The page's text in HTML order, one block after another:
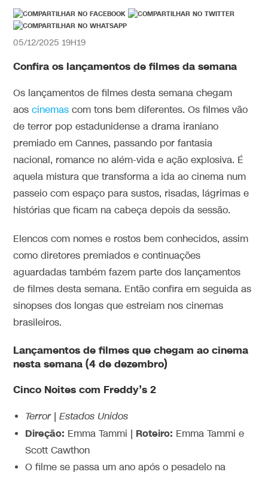
05/12/2025 19H19
Confira os lançamentos de filmes da semana
Os lançamentos de filmes desta semana chegam
aoscinemas com tons bem diferentes. Os filmes vão
de terror pop estadunidense a drama iraniano
premiado em Cannes, passando por fantasia
nacional, romance no além-vida e ação explosiva. É
aquela mistura que transforma a ida ao cinema num
passeio com espaço para sustos, risadas, lágrimas e
histórias que ficam na cabeça depois da sessão.
Elencos com nomes e rostos bem conhecidos, assim
como diretores premiados e continuações
aguardadas também fazem parte dos lançamentos
de filmes desta semana. Então confira em seguida as
sinopses dos longas que estreiam nos cinemas
brasileiros.
Lançamentos de filmes que chegam ao cinema
nesta semana (4 de dezembro)
Cinco Noites com Freddy’s 2
Terror | Estados Unidos
Direção: Emma Tammi | Roteiro: Emma Tammi e
Scott Cawthon
O filme se passa um ano após o pesadelo na